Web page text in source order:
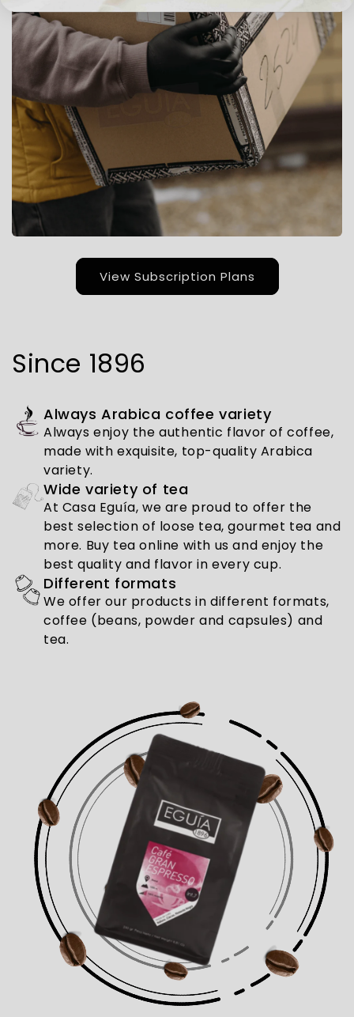
View Subscription Plans
Since 1896
Always Arabica coffee variety
Always enjoy the authentic flavor of coffee,
made with exquisite, top-quality Arabica
variety.
Wide variety of tea
At Casa Eguía, we are proud to offer the
best selection of loose tea, gourmet tea and
more. Buy tea online with us and enjoy the
best quality and flavor in every cup.
Different formats
We offer our products in different formats,
coffee (beans, powder and capsules) and
tea.